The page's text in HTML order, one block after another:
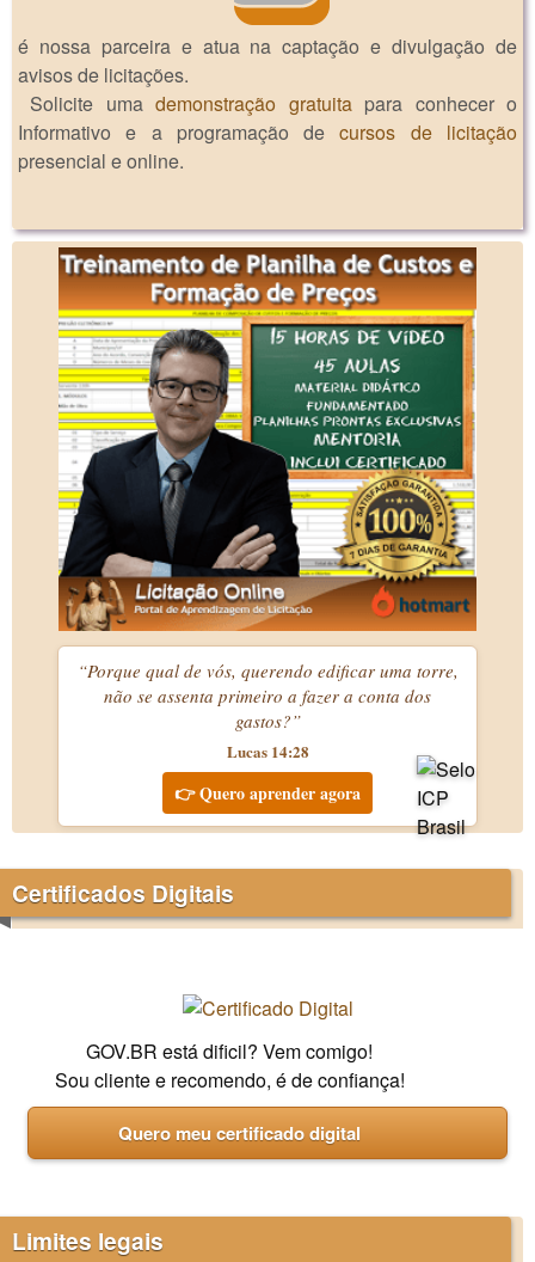
é nossa parceira e atua na captação e divulgação de
avisos de licitações.
Solicite umademonstração gratuitapara conhecer o
Informativo e a programação decursos de licitação
presencial e online.
“Porque qual de vós, querendo edificar uma torre,
não se assenta primeiro a fazer a conta dos
gastos?”
Lucas 14:28
👉 Quero aprender agora
Certificados Digitais
GOV.BR está dificil? Vem comigo!
Sou cliente e recomendo, é de confiança!
Quero meu certificado digital
Limites legais